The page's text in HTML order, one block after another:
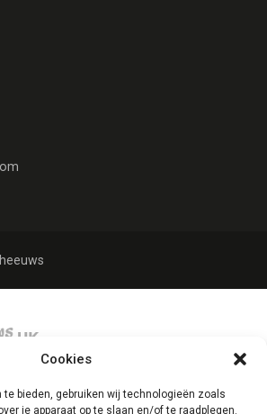
Cookies
te bieden, gebruiken wij technologieën zoals
je apparaat op te slaan en/of te raadplegen.